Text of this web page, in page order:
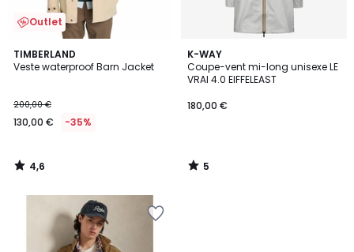
Outlet
TIMBERLAND
Veste waterproof Barn Jacket
200,00 €
130,00 € -35%
4,6
/ 5
4,6
/
K-WAY
Coupe-vent mi-long unisexe LE
VRAI 4.0 EIFFELEAST
180,00 €
5
/
5
5
/